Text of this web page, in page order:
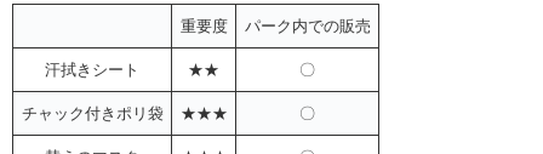
重要度 パーク内での販売
汗拭きシート ★★ 〇
チャック付きポリ袋 ★★★ 〇